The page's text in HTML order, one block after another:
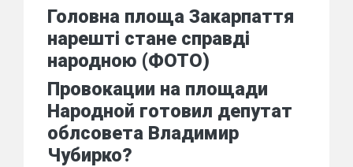
Головна площа Закарпаття
нарешті стане справді
народною (ФОТО)
Провокации на площади
Народной готовил депутат
облсовета Владимир
Чубирко?